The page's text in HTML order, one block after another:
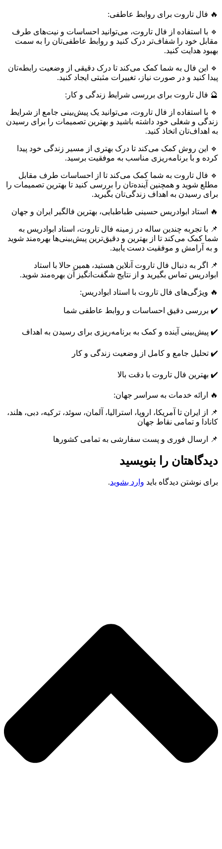
🔥 فال تاروت برای روابط عاطفی:
🔹 با استفاده از فال تاروت، می‌توانید احساسات و نیت‌های طرف
مقابل خود را شفاف‌تر درک کنید و روابط عاطفی‌تان را به سمت
بهبود هدایت کنید.
🔹 این فال به شما کمک می‌کند تا درک دقیقی از وضعیت رابطه‌تان
پیدا کنید و در صورت نیاز، تغییرات مثبتی ایجاد کنید.
🔮 فال تاروت برای بررسی شرایط زندگی و کار:
🔹 با استفاده از فال تاروت، می‌توانید یک پیش‌بینی جامع از شرایط
زندگی و شغلی خود داشته باشید و بهترین تصمیمات را برای رسیدن
به اهداف‌تان اتخاذ کنید.
🔹 این روش کمک می‌کند تا درک بهتری از مسیر زندگی خود پیدا
کرده و با برنامه‌ریزی مناسب به موفقیت برسید.
🔹 فال تاروت به شما کمک می‌کند تا از احساسات طرف مقابل
مطلع شوید و همچنین آینده‌تان را بررسی کنید تا بهترین تصمیمات را
برای رسیدن به اهداف زندگی‌تان بگیرید.
🔥 استاد ابوادریس حسینی طباطبایی، بهترین فالگیر ایران و جهان
📌 با تجربه چندین ساله در زمینه فال تاروت، استاد ابوادریس به
شما کمک می‌کند تا از بهترین و دقیق‌ترین پیش‌بینی‌ها بهره‌مند شوید
و به آرامش و موفقیت دست یابید.
📌 اگر به دنبال فال تاروت آنلاین هستید، همین حالا با استاد
ابوادریس تماس بگیرید و از نتایج شگفت‌انگیز آن بهره‌مند شوید.
🔥 ویژگی‌های فال تاروت با استاد ابوادریس:
✔️ بررسی دقیق احساسات و روابط عاطفی شما
✔️ پیش‌بینی آینده و کمک به برنامه‌ریزی برای رسیدن به اهداف
✔️ تحلیل جامع و کامل از وضعیت زندگی و کار
✔️ بهترین فال تاروت با دقت بالا
🔥 ارائه خدمات به سراسر جهان:
📌 از ایران تا آمریکا، اروپا، استرالیا، آلمان، سوئد، ترکیه، دبی، هلند،
کانادا و تمامی نقاط جهان
📌 ارسال فوری و پست سفارشی به تمامی کشورها
دیدگاهتان را بنویسید
برای نوشتن دیدگاه باید وارد بشوید.